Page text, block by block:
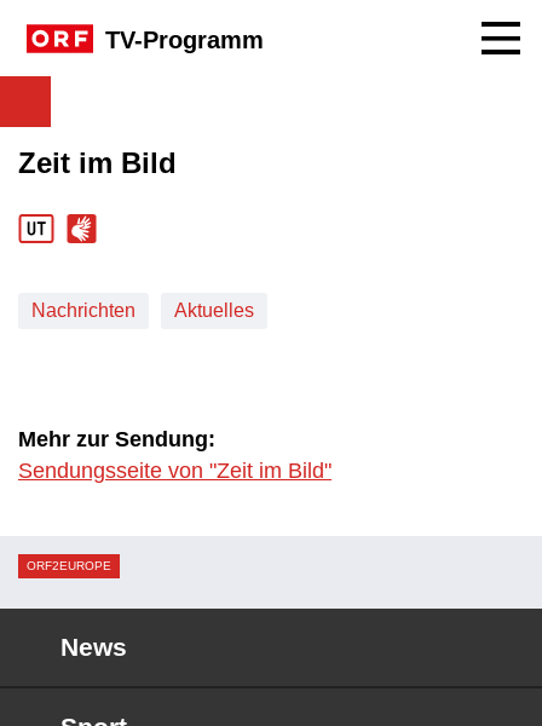
TV-Programm
Zeit im Bild
Nachrichten Aktuelles
Mehr zur Sendung:
Sendungsseite von "Zeit im Bild"
ORF2EUROPE
News